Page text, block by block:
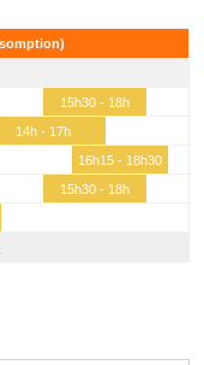
15h30 - 18h
14h - 17h
16h15 - 18h30
15h30 - 18h